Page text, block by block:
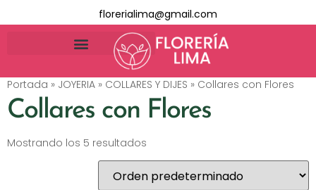
florerialima@gmail.com
Portada » JOYERIA » COLLARES Y DIJES » Collares con Flores
Collares con Flores
Mostrando los 5 resultados